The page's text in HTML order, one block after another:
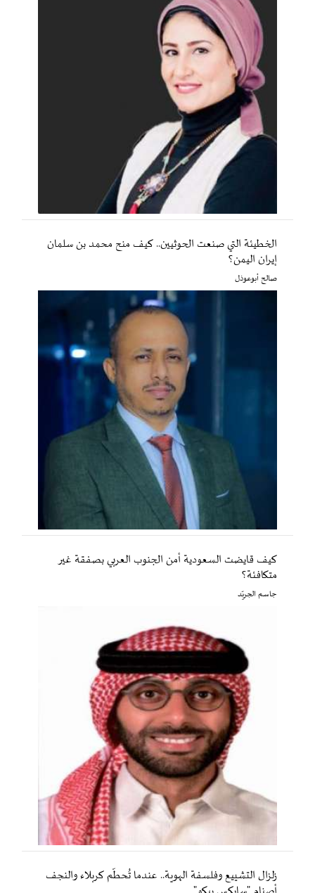
الخطيئة التي صنعت الحوثيين.. كيف منح محمد بن سلمان
إيران اليمن؟
صالح أبوعوذل
كيف قايضت السعودية أمن الجنوب العربي بصفقة غير
متكافئة؟
جاسم الجريّد
زلزال التشييع وفلسفة الهوية.. عندما تُحطّم كربلاء والنجف